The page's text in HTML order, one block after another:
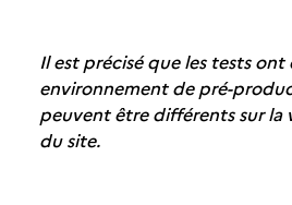
Il est précisé que les tests ont
environnement de pré-
peuvent être différents sur la
du site.